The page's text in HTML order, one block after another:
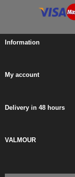
Information
My account
Delivery in 48 hours
VALMOUR